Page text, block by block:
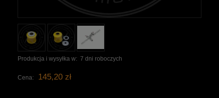
Produkcja i wysyłka w: 7 dni roboczych
Cena: 145,20 zł